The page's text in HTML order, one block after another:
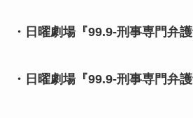
・日曜劇場『99.9-刑事専門弁護
・日曜劇場『99.9-刑事専門弁